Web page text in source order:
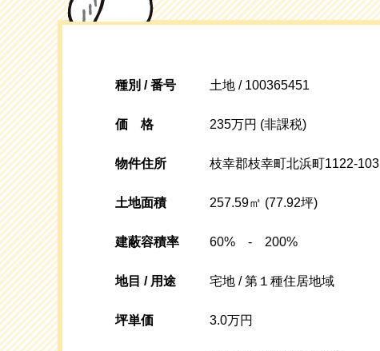
種別 / 番号 土地 / 100365451
価格 235万円 (非課税)
物件住所 枝幸郡枝幸町北浜町1122-103
土地面積 257.59㎡ (77.92坪)
建蔽容積率 60% - 200%
地目 / 用途 宅地 / 第１種住居地域
坪単価 3.0万円